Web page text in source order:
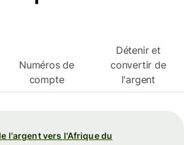
Numéros de
compte
Détenir et
convertir de
l'argent
l'argent vers l'Afrique du